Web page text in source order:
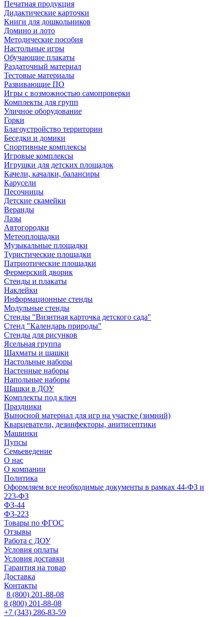
Печатная продукция
Дидактические карточки
Книги для дошкольников
Домино и лото
Методические пособия
Настольные игры
Обучающие плакаты
Раздаточный материал
Тестовые материалы
Развивающие ПО
Игры с возможностью самопроверки
Комплекты для групп
Уличное оборудование
Горки
Благоустройство территории
Беседки и домики
Спортивные комплексы
Игровые комплексы
Игрушки для детских площадок
Качели, качалки, балансиры
Карусели
Песочницы
Детские скамейки
Веранды
Лазы
Автогородки
Метеоплощадки
Музыкальные площадки
Туристические площадки
Патриотические площадки
Фермерский дворик
Стенды и плакаты
Наклейки
Информационные стенды
Модульные стенды
Стенды "Визитная карточка детского сада"
Стенд "Календарь природы"
Стенды для рисунков
Ясельная группа
Шахматы и шашки
Настольные наборы
Настенные наборы
Напольные наборы
Шашки в ДОУ
Комплекты под ключ
Праздники
Выносной материал для игр на участке (зимний)
Кварцеватели, дезинфекторы, анитисептики
Машинки
Пупсы
Семьеведение
О нас
О компании
Политика
Оформляем все необходимые документы в рамках 44-ФЗ и
223-ФЗ
ФЗ-44
ФЗ-223
Товары по ФГОС
Отзывы
Работа с ДОУ
Условия оплаты
Условия доставки
Гарантия на товар
Доставка
Контакты
8 (800) 201-88-08
8 (800) 201-88-08
+7 (343) 286-83-59